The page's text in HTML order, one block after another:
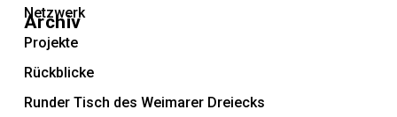
Netzwerk
Projekte
Rückblicke
Runder Tisch des Weimarer Dreiecks
Archiv